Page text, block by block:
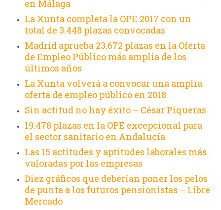
en Málaga
La Xunta completa la OPE 2017 con un
total de 3.448 plazas convocadas
Madrid aprueba 23.672 plazas en la Oferta
de Empleo Público más amplia de los
últimos años
La Xunta volverá a convocar una amplia
oferta de empleo público en 2018
Sin actitud no hay éxito – César Piqueras
19.478 plazas en la OPE excepcional para
el sector sanitario en Andalucía
Las 15 actitudes y aptitudes laborales más
valoradas por las empresas
Diez gráficos que deberían poner los pelos
de punta a los futuros pensionistas – Libre
Mercado